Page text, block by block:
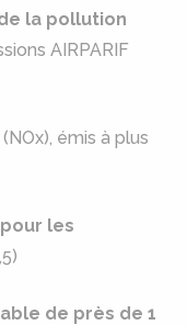
la pollution
AIRPARIF
(NOx), émis à plus
les
de près de 1